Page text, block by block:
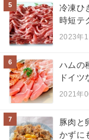
5
冷凍ひ
時短テ
2023年
6
ハムの
ドイツ
2021年
7
豚肉と
かずに